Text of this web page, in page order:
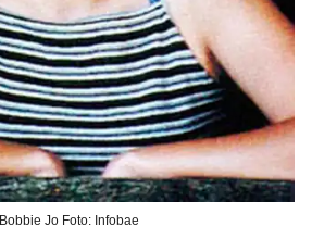
Bobbie Jo Foto: Infobae